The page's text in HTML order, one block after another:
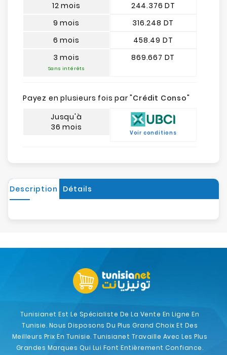
12 mois
9 mois
6 mois
3 mois
Sans intérêts
244.376 DT
316.248 DT
458.49 DT
869.667 DT
Payez en plusieurs fois par "Crédit Conso"
Jusqu'à
36 mois
Voir conditions
Description Détails
Tunisianet Est Le Spécialiste De La Vente En Ligne En
Tunisie. Nous Disposons Du Plus Grand Choix Et Des
Meilleurs Prix En Tunisie. Tunisianet Travaille Avec Les Plus
Grandes Marques Qui Lui Font Entièrement Confiance.